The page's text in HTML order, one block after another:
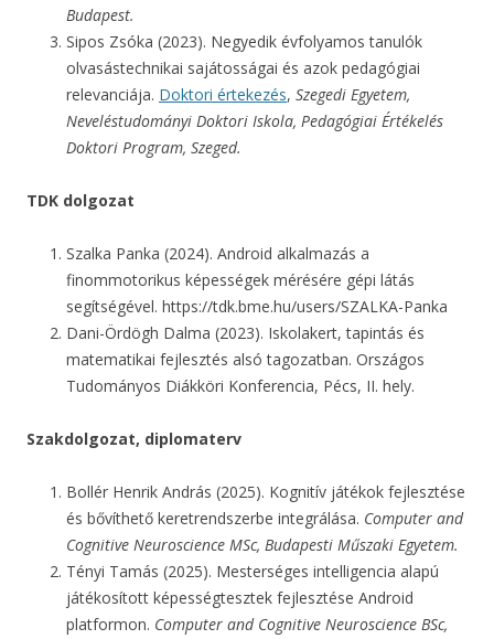
Budapest.
Sipos Zsóka (2023). Negyedik évfolyamos tanulók
olvasástechnikai sajátosságai és azok pedagógiai
relevanciája. Doktori értekezés, Szegedi Egyetem,
Neveléstudományi Doktori Iskola, Pedagógiai Értékelés
Doktori Program, Szeged.
TDK dolgozat
Szalka Panka (2024). Android alkalmazás a
finommotorikus képességek mérésére gépi látás
segítségével. https://tdk.bme.hu/users/SZALKA-Panka
Dani-Ördögh Dalma (2023). Iskolakert, tapintás és
matematikai fejlesztés alsó tagozatban. Országos
Tudományos Diákköri Konferencia, Pécs, II. hely.
Szakdolgozat, diplomaterv
Bollér Henrik András (2025). Kognitív játékok fejlesztése
és bővíthető keretrendszerbe integrálása. Computer and
Cognitive Neuroscience MSc, Budapesti Műszaki Egyetem.
Tényi Tamás (2025). Mesterséges intelligencia alapú
játékosított képességtesztek fejlesztése Android
platformon. Computer and Cognitive Neuroscience BSc,